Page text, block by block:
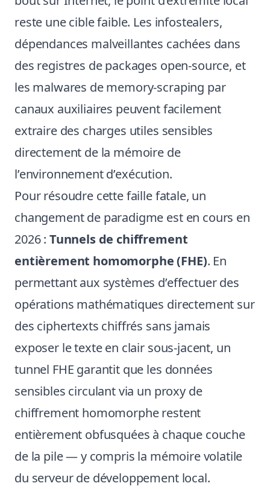
reste une cible faible. Les infostealers,
dépendances malveillantes cachées dans
des registres de packages open-source, et
les malwares de memory-scraping par
canaux auxiliaires peuvent facilement
extraire des charges utiles sensibles
directement de la mémoire de
l’environnement d’exécution.
Pour résoudre cette faille fatale, un
changement de paradigme est en cours en
2026 : Tunnels de chiffrement
entièrement homomorphe (FHE). En
permettant aux systèmes d’effectuer des
opérations mathématiques directement sur
des ciphertexts chiffrés sans jamais
exposer le texte en clair sous-jacent, un
tunnel FHE garantit que les données
sensibles circulant via un proxy de
chiffrement homomorphe restent
entièrement obfusquées à chaque couche
de la pile — y compris la mémoire volatile
du serveur de développement local.